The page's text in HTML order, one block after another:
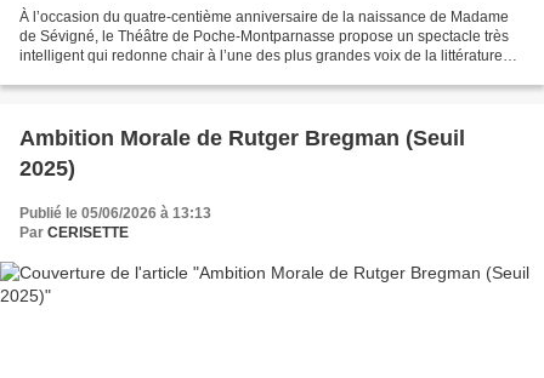
À l’occasion du quatre-centième anniversaire de la naissance de Madame
de Sévigné, le Théâtre de Poche-Montparnasse propose un spectacle très
intelligent qui redonne chair à l’une des plus grandes voix de la littérature
Ambition Morale de Rutger Bregman (Seuil
2025)
Publié le 05/06/2026 à 13:13
Par CERISETTE